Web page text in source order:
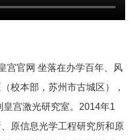
宫官网 坐落在办学百年、风
校本部，苏州市古城区），
宫激光研究室。 2014年1
原信息光学工程研究所和原